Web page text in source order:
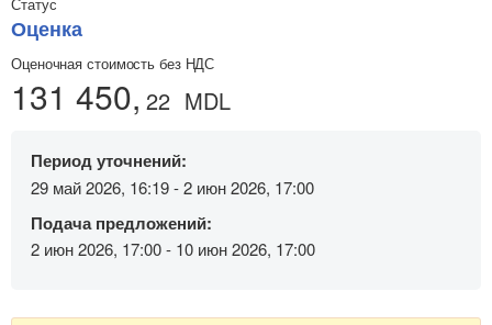
Оценка
Оценочная стоимость без НДС
131 450, 22 MDL
Период уточнений:
29 май 2026, 16:19 - 2 июн 2026, 17:00
Подача предложений:
2 июн 2026, 17:00 - 10 июн 2026, 17:00